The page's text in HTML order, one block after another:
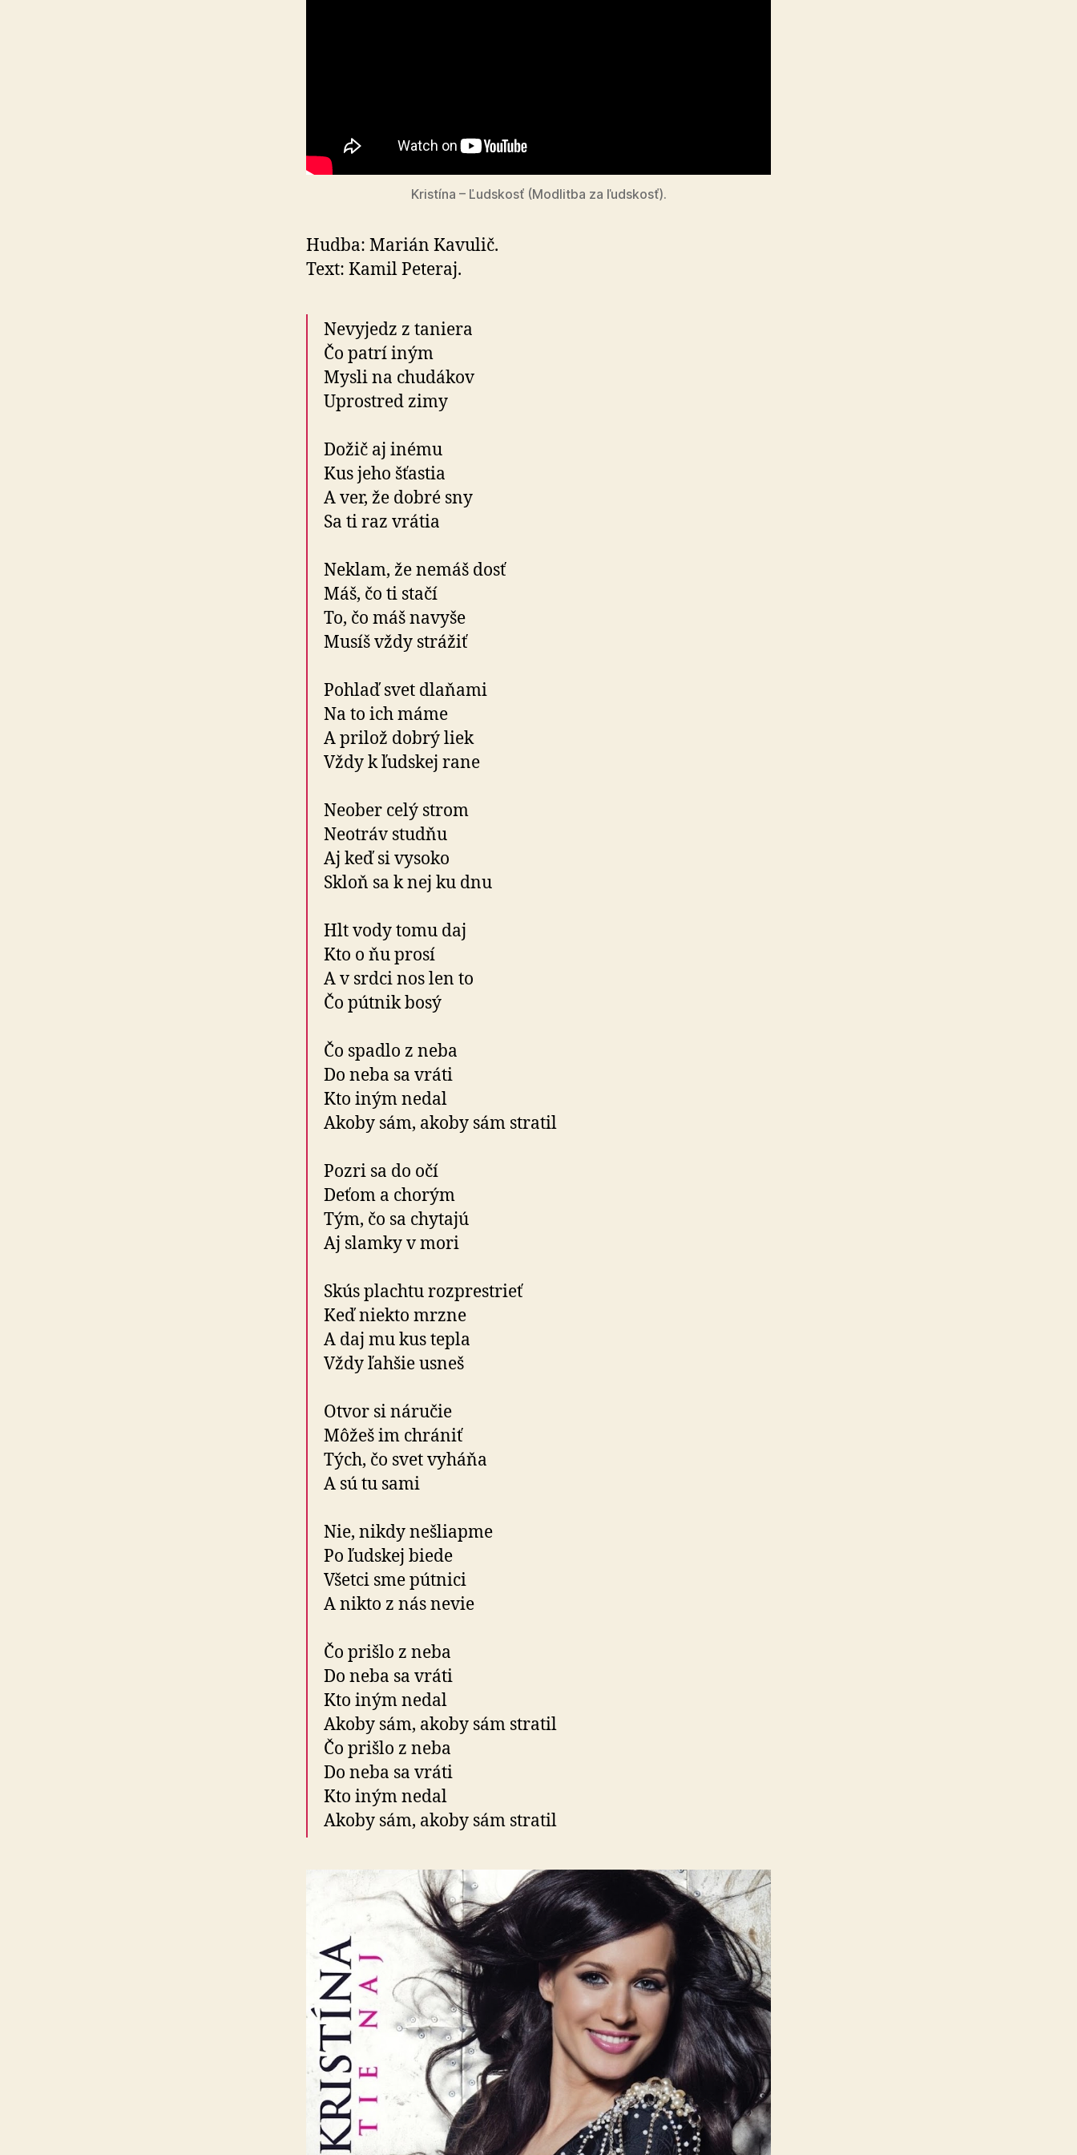
Kristína – Ľudskosť (Modlitba za ľudskosť).
Hudba: Marián Kavulič.
Text: Kamil Peteraj.
Nevyjedz z taniera
Čo patrí iným
Mysli na chudákov
Uprostred zimy
Dožič aj inému
Kus jeho šťastia
A ver, že dobré sny
Sa ti raz vrátia
Neklam, že nemáš dosť
Máš, čo ti stačí
To, čo máš navyše
Musíš vždy strážiť
Pohlaď svet dlaňami
Na to ich máme
A prilož dobrý liek
Vždy k ľudskej rane
Neober celý strom
Neotráv studňu
Aj keď si vysoko
Skloň sa k nej ku dnu
Hlt vody tomu daj
Kto o ňu prosí
A v srdci nos len to
Čo pútnik bosý
Čo spadlo z neba
Do neba sa vráti
Kto iným nedal
Akoby sám, akoby sám stratil
Pozri sa do očí
Deťom a chorým
Tým, čo sa chytajú
Aj slamky v mori
Skús plachtu rozprestrieť
Keď niekto mrzne
A daj mu kus tepla
Vždy ľahšie usneš
Otvor si náručie
Môžeš im chrániť
Tých, čo svet vyháňa
A sú tu sami
Nie, nikdy nešliapme
Po ľudskej biede
Všetci sme pútnici
A nikto z nás nevie
Čo prišlo z neba
Do neba sa vráti
Kto iným nedal
Akoby sám, akoby sám stratil
Čo prišlo z neba
Do neba sa vráti
Kto iným nedal
Akoby sám, akoby sám stratil